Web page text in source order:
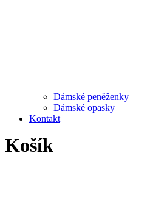
Dámské peněženky
Dámské opasky
Kontakt
Košík